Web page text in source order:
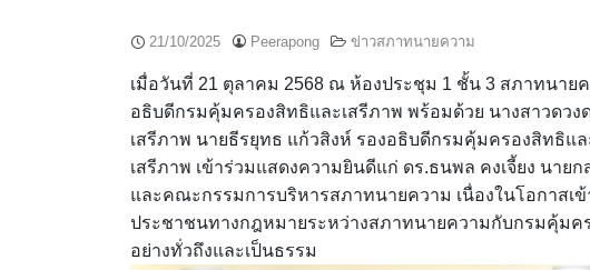
21/10/2025 Peerapong ข่าวสภาทนายความ
เมื่อวันที่ 21 ตุลาคม 2568 ณ ห้องประชุม 1 ชั้น 3 สภาทนา
อธิบดีกรมคุ้มครองสิทธิและเสรีภาพ พร้อมด้วย นางสาวดว
เสรีภาพ นายธีรยุทธ แก้วสิงห์ รองอธิบดีกรมคุ้มครองสิทธิ
เสรีภาพ เข้าร่วมแสดงความยินดีแก่ ดร.ธนพล คงเจี้ยง นาย
และคณะกรรมการบริหารสภาทนายความ เนื่องในโอกาสเ
ประชาชนทางกฎหมายระหว่างสภาทนายความกับกรมคุ้มค
อย่างทั่วถึงและเป็นธรรม